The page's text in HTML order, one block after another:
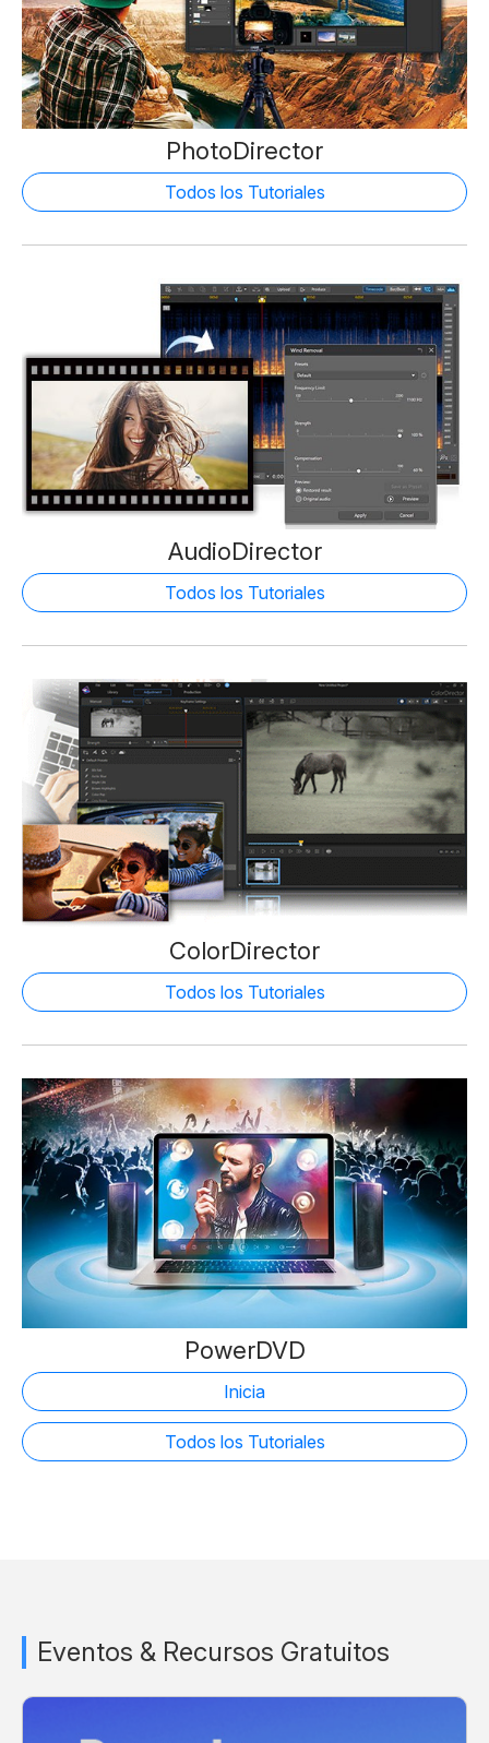
PhotoDirector
Todos los Tutoriales
AudioDirector
Todos los Tutoriales
ColorDirector
Todos los Tutoriales
PowerDVD
Inicia
Todos los Tutoriales
Eventos & Recursos Gratuitos